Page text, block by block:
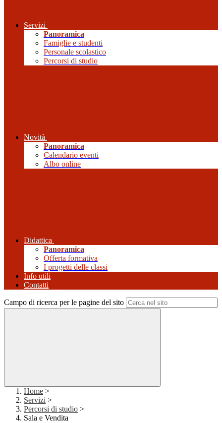
Servizi
Panoramica
Famiglie e studenti
Personale scolastico
Percorsi di studio
Novità
Panoramica
Calendario eventi
Albo online
Didattica
Panoramica
Offerta formativa
I progetti delle classi
Info utili
Contatti
Campo di ricerca per le pagine del sito
Home >
Servizi >
Percorsi di studio >
Sala e Vendita